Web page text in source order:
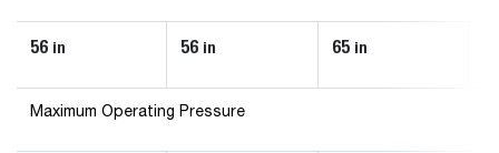
56 in 56 in 65 in
Maximum Operating Pressure